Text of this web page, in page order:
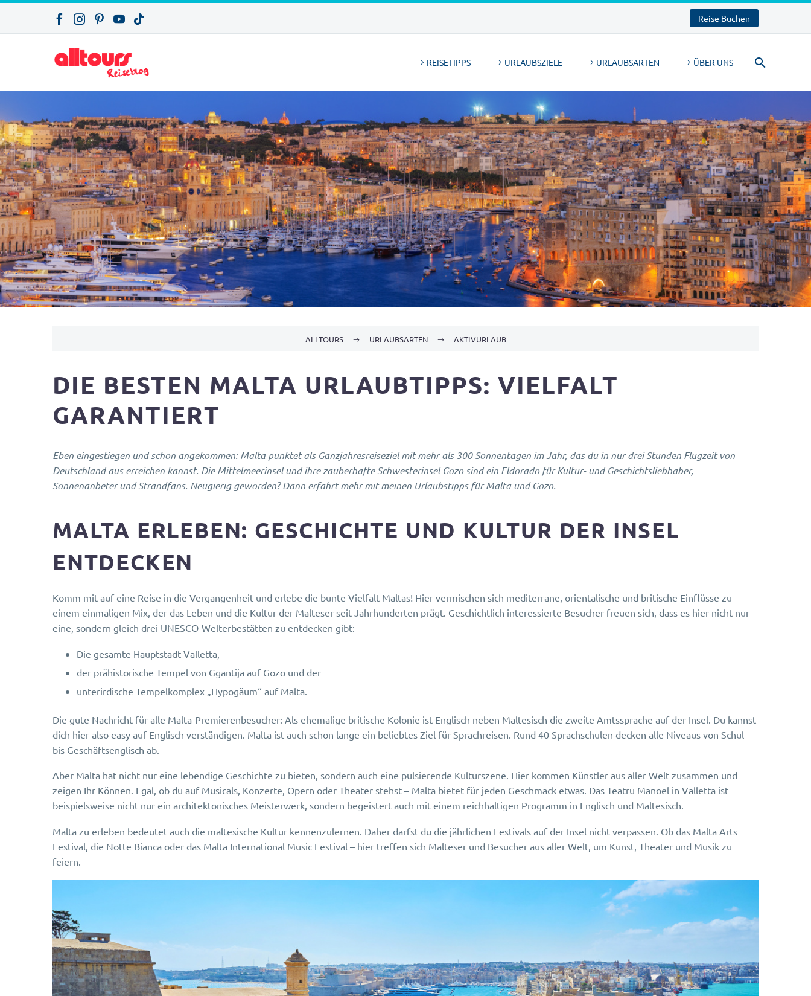
Reise Buchen
REISETIPPS URLAUBSZIELE URLAUBSARTEN ÜBER UNS
ALLTOURS URLAUBSARTEN AKTIVURLAUB
DIE BESTEN MALTA URLAUBTIPPS: VIELFALT
GARANTIERT
Eben eingestiegen und schon angekommen: Malta punktet als Ganzjahresreiseziel mit mehr als 300 Sonnentagen im Jahr, das du in nur drei Stunden Flugzeit von
Deutschland aus erreichen kannst. Die Mittelmeerinsel und ihre zauberhafte Schwesterinsel Gozo sind ein Eldorado für Kultur- und Geschichtsliebhaber,
Sonnenanbeter und Strandfans. Neugierig geworden? Dann erfahrt mehr mit meinen Urlaubstipps für Malta und Gozo.
MALTA ERLEBEN: GESCHICHTE UND KULTUR DER INSEL
ENTDECKEN
Komm mit auf eine Reise in die Vergangenheit und erlebe die bunte Vielfalt Maltas! Hier vermischen sich mediterrane, orientalische und britische Einflüsse zu
einem einmaligen Mix, der das Leben und die Kultur der Malteser seit Jahrhunderten prägt. Geschichtlich interessierte Besucher freuen sich, dass es hier nicht nur
eine, sondern gleich drei UNESCO-Welterbestätten zu entdecken gibt:
Die gesamte Hauptstadt Valletta,
der prähistorische Tempel von Ggantija auf Gozo und der
unterirdische Tempelkomplex „Hypogäum“ auf Malta.
Die gute Nachricht für alle Malta-Premierenbesucher: Als ehemalige britische Kolonie ist Englisch neben Maltesisch die zweite Amtssprache auf der Insel. Du kannst
dich hier also easy auf Englisch verständigen. Malta ist auch schon lange ein beliebtes Ziel für Sprachreisen. Rund 40 Sprachschulen decken alle Niveaus von Schul-
bis Geschäftsenglisch ab.
Aber Malta hat nicht nur eine lebendige Geschichte zu bieten, sondern auch eine pulsierende Kulturszene. Hier kommen Künstler aus aller Welt zusammen und
zeigen Ihr Können. Egal, ob du auf Musicals, Konzerte, Opern oder Theater stehst – Malta bietet für jeden Geschmack etwas. Das Teatru Manoel in Valletta ist
beispielsweise nicht nur ein architektonisches Meisterwerk, sondern begeistert auch mit einem reichhaltigen Programm in Englisch und Maltesisch.
Malta zu erleben bedeutet auch die maltesische Kultur kennenzulernen. Daher darfst du die jährlichen Festivals auf der Insel nicht verpassen. Ob das Malta Arts
Festival, die Notte Bianca oder das Malta International Music Festival – hier treffen sich Malteser und Besucher aus aller Welt, um Kunst, Theater und Musik zu
feiern.